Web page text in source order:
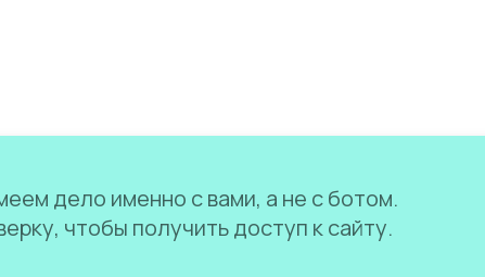
дело именно с вами, а не с ботом.
чтобы получить доступ к сайту.